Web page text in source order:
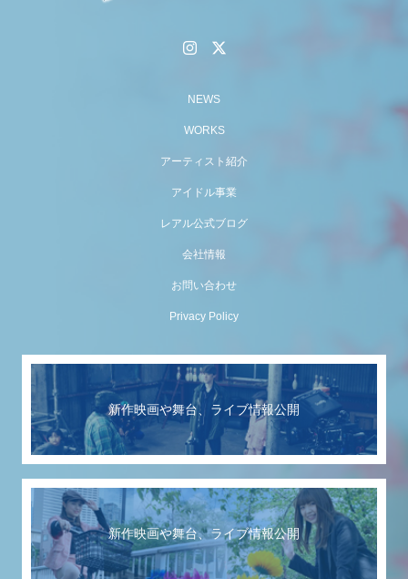
NEWS
WORKS
アーティスト紹介
アイドル事業
レアル公式ブログ
会社情報
お問い合わせ
Privacy Policy
新作映画や舞台、ライブ情報公開
新作映画や舞台、ライブ情報公開